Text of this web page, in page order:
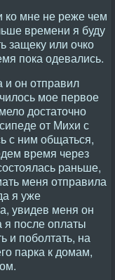
мне не реже чем
времени я буду
защеку или очко
пока одевались.
и он отправил
мое первое
достаточно
от Михи с
с ним общаться,
время через
раньше,
меня отправила
я уже
увидев меня он
я после оплаты
и поболтать, на
парка к домам,